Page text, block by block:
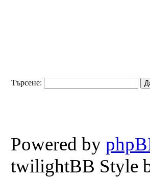
Търсене:
Powered by
twilightBB Style